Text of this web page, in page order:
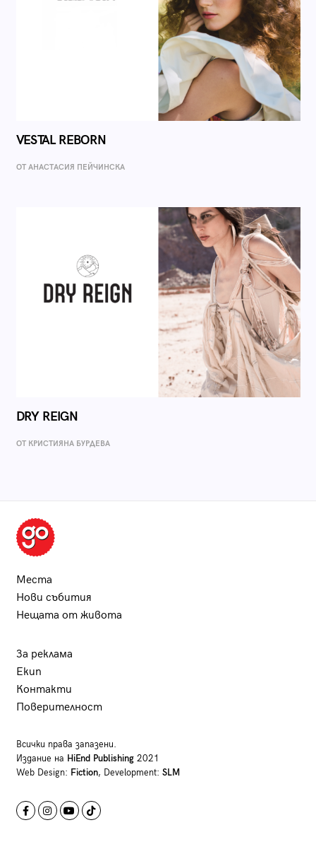
VESTAL REBORN
ОТ AНАСТАСИЯ ПЕЙЧИНСКА
DRY REIGN
ОТ КРИСТИЯНА БУРДЕВА
Места
Нови събития
Нещата от живота
За реклама
Екип
Контакти
Поверителност
Всички права запазени.
Издание на HiEnd Publishing2021
Web Design: Fiction, Development: SLM